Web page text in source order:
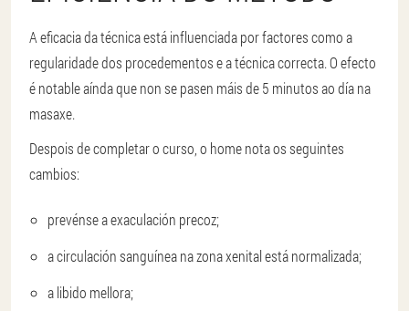
A eficacia da técnica está influenciada por factores como a
regularidade dos procedementos e a técnica correcta. O efecto
é notable aínda que non se pasen máis de 5 minutos ao día na
masaxe.
Despois de completar o curso, o home nota os seguintes
cambios:
prevénse a exaculación precoz;
a circulación sanguínea na zona xenital está normalizada;
a libido mellora;